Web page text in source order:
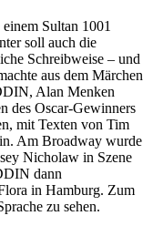
Sultan 1001
soll auch die
Schreibweise – und
aus dem Märchen
Alan Menken
des Oscar-Gewinners
mit Texten von Tim
Am Broadway wurde
Nicholaw in Szene
dann
in Hamburg. Zum
zu sehen.